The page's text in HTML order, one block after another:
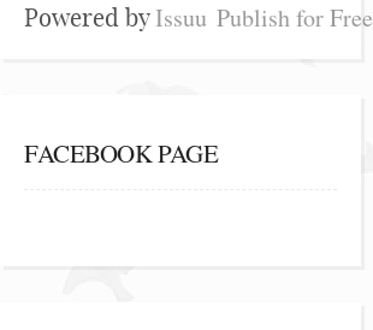
Powered byIssuu Publish for Free
FACEBOOK PAGE